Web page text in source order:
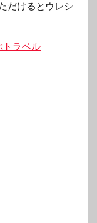
だけるとウレシ
トラベル